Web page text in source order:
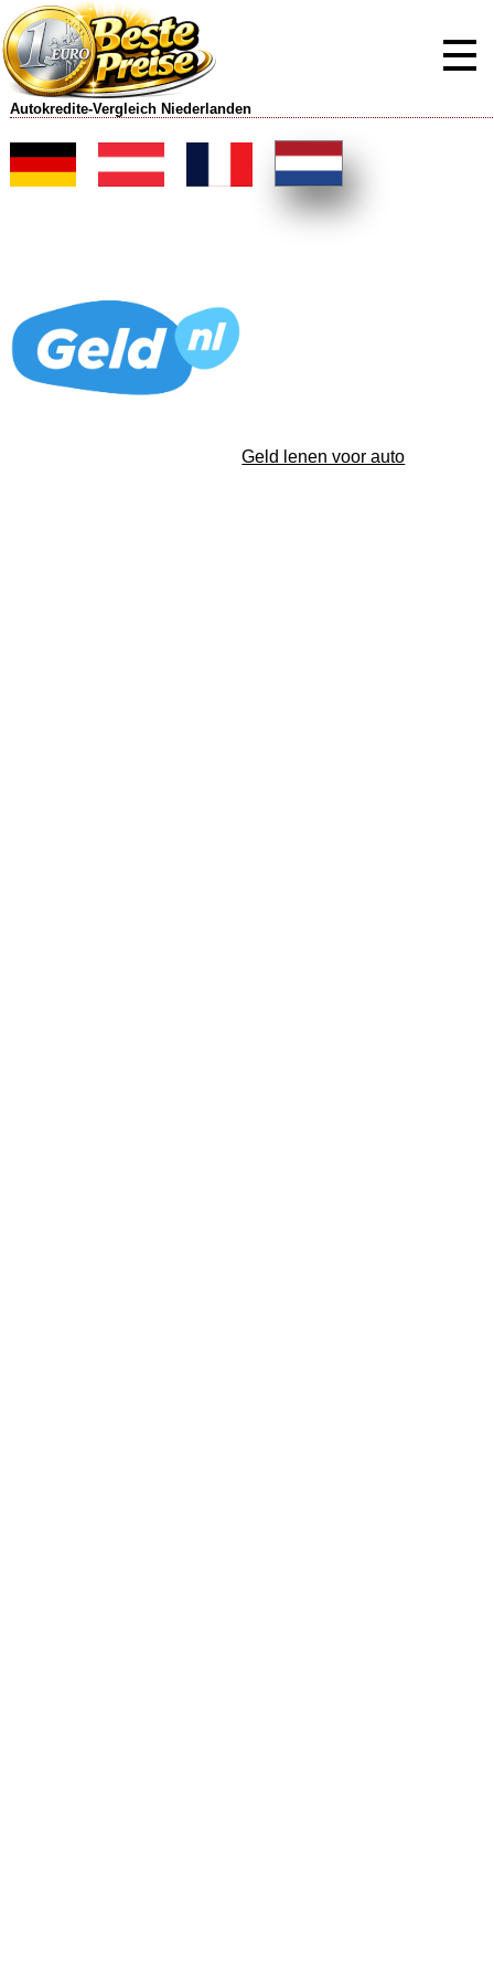
Autokredite-Vergleich Niederlanden
Geld lenen voor auto